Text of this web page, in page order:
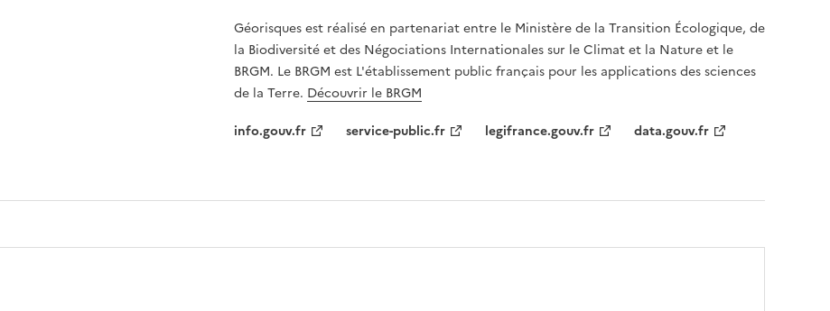
Géorisques est réalisé en partenariat entre le Ministère de la Transition Écologique, de
la Biodiversité et des Négociations Internationales sur le Climat et la Nature et le
BRGM. Le BRGM est L'établissement public français pour les applications des sciences
de la Terre. Découvrir le BRGM
info.gouv.fr
service-public.fr legifrance.gouv.fr data.gouv.fr